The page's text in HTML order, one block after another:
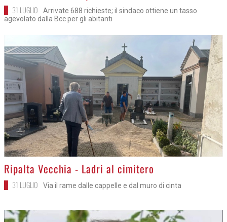
31 LUGLIO
Arrivate 688 richieste; il sindaco ottiene un tasso
agevolato dalla Bcc per gli abitanti
>
Ripalta Vecchia - Ladri al cimitero
31 LUGLIO Via il rame dalle cappelle e dal muro di cinta